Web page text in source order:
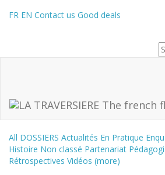
FR EN Contact us Good deals
All DOSSIERS Actualités En Pratique
Histoire Non classé Partenariat
Rétrospectives Vidéos (more)